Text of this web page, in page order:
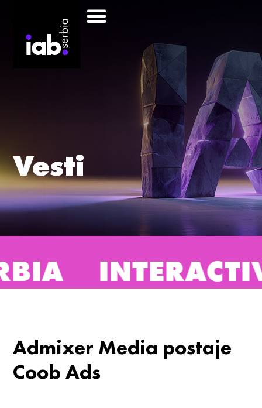
Vesti
INTERACTIVE
Admixer Media postaje
Coob Ads